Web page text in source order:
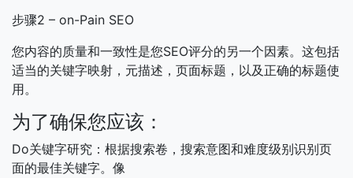
步骤2 – on-Pain SEO
您内容的质量和一致性是您SEO评分的另一个因素。这包括
适当的关键字映射，元描述，页面标题，以及正确的标题使
用。
为了确保您应该：
Do关键字研究：根据搜索卷，搜索意图和难度级别识别页
面的最佳关键字。像